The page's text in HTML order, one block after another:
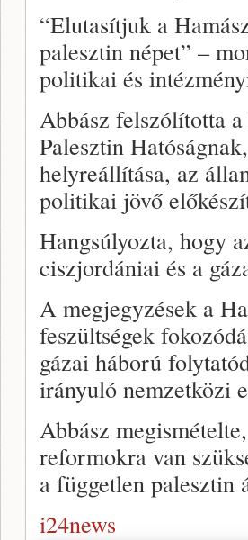
“Elutasítjuk a
palesztin népet” –
politikai és
Abbász felszólította
Palesztin
helyreállítása, az
politikai jövő
Hangsúlyozta, hogy
ciszjordániai és a
A megjegyzések a
feszültségek
gázai háború
irányuló nemzetközi
Abbász
reformokra van
a független palesztin
i24news